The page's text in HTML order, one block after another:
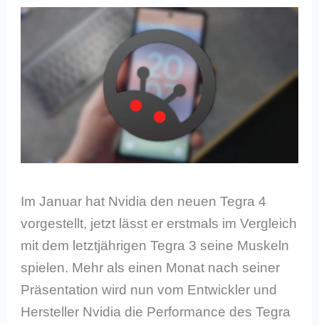
Im Januar hat Nvidia den neuen Tegra 4
vorgestellt, jetzt lässt er erstmals im Vergleich
mit dem letztjährigen Tegra 3 seine Muskeln
spielen. Mehr als einen Monat nach seiner
Präsentation wird nun vom Entwickler und
Hersteller Nvidia die Performance des Tegra